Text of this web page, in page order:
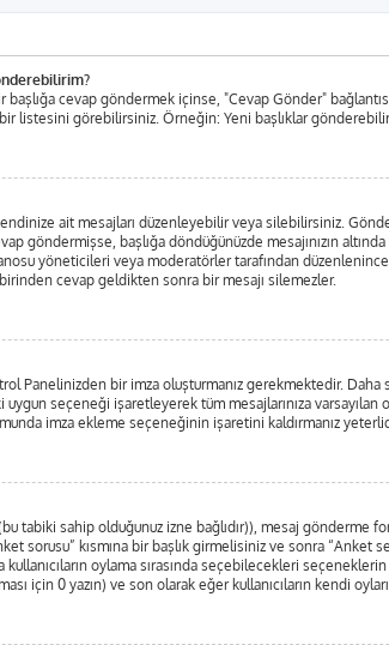
cevap göndermek içinse, "Cevap Gönder"
bir listesini görebilirsiniz. Örneğin: Yeni başlıklar
ait mesajları düzenleyebilir veya silebilirsiniz.
göndermişse, başlığa döndüğünüzde mesajınızın
yöneticileri veya moderatörler tarafından
cevap geldikten sonra bir mesajı silemezler.
Panelinizden bir imza oluşturmanız gerekmektedir.
uygun seçeneği işaretleyerek tüm mesajlarınıza
imza ekleme seçeneğinin işaretini kaldırmanız
tabiki sahip olduğunuz izne bağlıdır)), mesaj
sorusu” kısmına bir başlık girmelisiniz ve sonra “Anket
oylama sırasında seçebilecekleri
için 0 yazın) ve son olarak eğer kullanıcıların kendi